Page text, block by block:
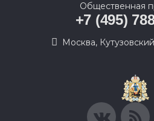
Общественная
+7 (495)
Москва,